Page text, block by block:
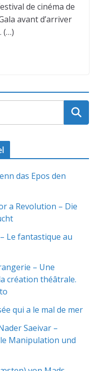
de cinéma de
avant d’arriver
(…)
das Epos den
a Revolution – Die
Le fantastique au
– Une
création théâtrale.
qui a le mal de mer
Saeivar​​ –
Manipulation und